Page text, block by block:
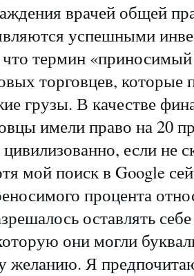
врачей общей
успешными
термин
торговцев, которые
грузы. В качестве
имели право на 20
если не
мой поиск в Google
процента
оставлять
они могли
желанию. Я